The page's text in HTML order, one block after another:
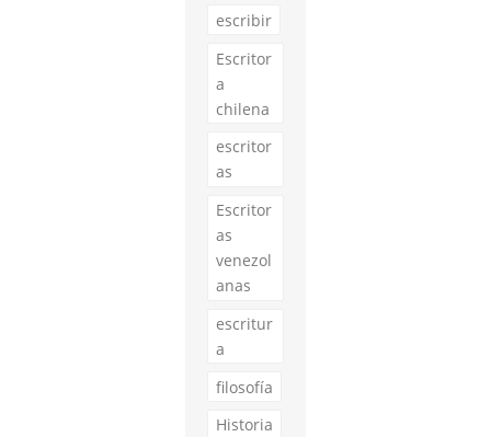
escribir
Escritor
a
chilena
escritor
as
Escritor
as
venezol
anas
escritur
a
filosofía
Historia